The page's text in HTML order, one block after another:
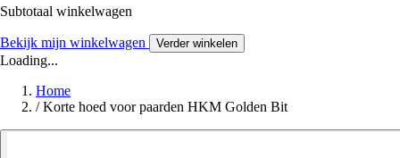
Subtotaal winkelwagen
Bekijk mijn winkelwagen Verder winkelen
Loading...
Home
/ Korte hoed voor paarden HKM Golden Bit